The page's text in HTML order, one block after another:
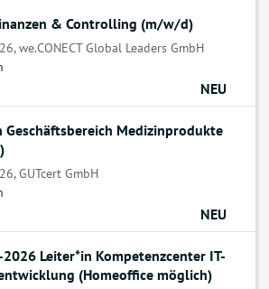
& Controlling (m/w/d)
we.CONECT Global Leaders GmbH
NEU
Geschäftsbereich Medizinprodukte
GUTcert GmbH
NEU
Leiter*in Kompetenzcenter IT-
(Homeoffice möglich)